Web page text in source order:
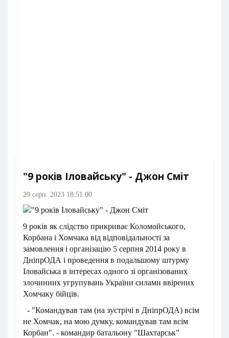
"9 років Іловайську" - Джон Сміт
29 серп. 2023 18:51:00
9 років як слідство прикриває Коломойського,
Корбана і Хомчака від відповідальності за
замовлення і організацію 5 серпня 2014 року в
ДніпрОДА і проведення в подальшому штурму
Іловайська в інтересах одного зі організованих
злочинних угрупувань України силами ввірених
Хомчаку бійців.
- "Командував там (на зустрічі в ДніпрОДА) всім
не Хомчак, на мою думку, командував там всім
Корбан". - командир батальону "Шахтарськ"